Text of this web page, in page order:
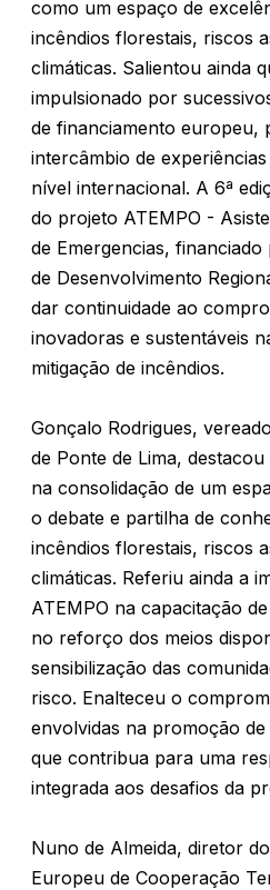
como um espaço de
incêndios florestais, riscos
climáticas. Salientou ainda
impulsionado por
de financiamento europeu,
intercâmbio de
nível internacional. A 6ª
do projeto ATEMPO -
de Emergencias,
de Desenvolvimento
dar continuidade ao
inovadoras e sustentáveis
mitigação de incêndios.
Gonçalo Rodrigues,
de Ponte de Lima,
na consolidação de um
o debate e partilha de
incêndios florestais, riscos
climáticas. Referiu ainda a
ATEMPO na capacitação
no reforço dos meios
sensibilização das
risco. Enalteceu o
envolvidas na promoção
que contribua para uma
integrada aos desafios da
Nuno de Almeida, diretor
Europeu de Cooperação